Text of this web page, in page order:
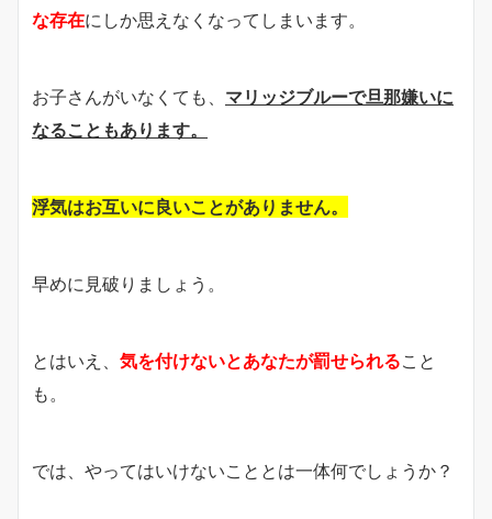
な存在にしか思えなくなってしまいます。
お子さんがいなくても、 マリッジブルーで旦那嫌いに
なることもあります。
浮気はお互いに良いことがありません。
早めに見破りましょう。
とはいえ、 気を付けないとあなたが罰せられること
も。
では、やってはいけないこととは一体何でしょうか？